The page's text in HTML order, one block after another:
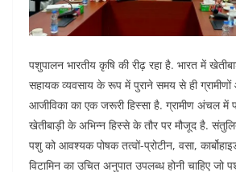
पशुपालन भारतीय कृषि की रीढ़ रहा है. भारत में
सहायक व्यवसाय के रूप में पुराने समय से ही ग्रामीणों
आजीविका का एक जरूरी हिस्सा है. ग्रामीण अंचल
खेतीबाड़ी के अभिन्न हिस्से के तौर पर मौजूद है.
पशु को आवश्यक पोषक तत्वों-प्रोटीन, वसा,
विटामिन का उचित अनुपात उपलब्ध होनी चाहिए जो